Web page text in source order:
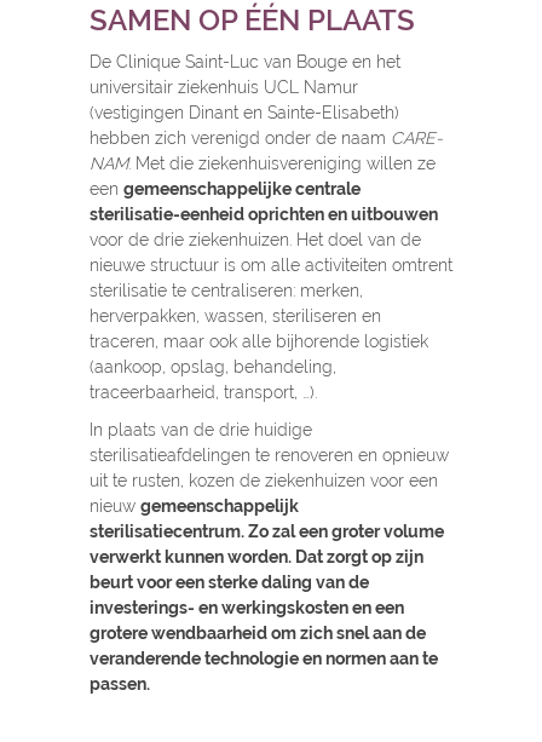
SAMEN OP ÉÉN PLAATS
De Clinique Saint-Luc van Bouge en het
universitair ziekenhuis UCL Namur
(vestigingen Dinant en Sainte-Elisabeth)
hebben zich verenigd onder de naam CARE-
NAM. Met die ziekenhuisvereniging willen ze
een gemeenschappelijke centrale
sterilisatie-eenheid oprichten en uitbouwen
voor de drie ziekenhuizen. Het doel van de
nieuwe structuur is om alle activiteiten omtrent
sterilisatie te centraliseren: merken,
herverpakken, wassen, steriliseren en
traceren, maar ook alle bijhorende logistiek
(aankoop, opslag, behandeling,
traceerbaarheid, transport, …).
In plaats van de drie huidige
sterilisatieafdelingen te renoveren en opnieuw
uit te rusten, kozen de ziekenhuizen voor een
nieuw gemeenschappelijk
sterilisatiecentrum. Zo zal een groter volume
verwerkt kunnen worden. Dat zorgt op zijn
beurt voor een sterke daling van de
investerings- en werkingskosten en een
grotere wendbaarheid om zich snel aan de
veranderende technologie en normen aan te
passen.